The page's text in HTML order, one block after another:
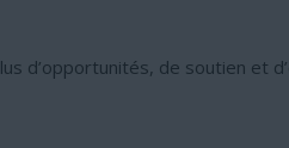
d’opportunités, de soutien et